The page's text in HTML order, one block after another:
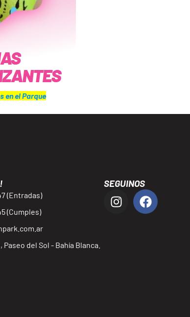
en el Parque
(Entradas)
(Cumples)
Paseo del Sol - Bahía Blanca.
SEGUINOS